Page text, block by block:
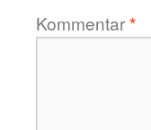
Kommentar*